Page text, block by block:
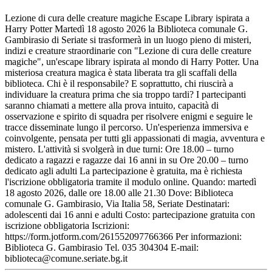
Lezione di cura delle creature magiche Escape Library ispirata a
Harry Potter Martedì 18 agosto 2026 la Biblioteca comunale G.
Gambirasio di Seriate si trasformerà in un luogo pieno di misteri,
indizi e creature straordinarie con "Lezione di cura delle creature
magiche", un'escape library ispirata al mondo di Harry Potter. Una
misteriosa creatura magica è stata liberata tra gli scaffali della
biblioteca. Chi è il responsabile? E soprattutto, chi riuscirà a
individuare la creatura prima che sia troppo tardi? I partecipanti
saranno chiamati a mettere alla prova intuito, capacità di
osservazione e spirito di squadra per risolvere enigmi e seguire le
tracce disseminate lungo il percorso. Un'esperienza immersiva e
coinvolgente, pensata per tutti gli appassionati di magia, avventura e
mistero. L'attività si svolgerà in due turni: Ore 18.00 – turno
dedicato a ragazzi e ragazze dai 16 anni in su Ore 20.00 – turno
dedicato agli adulti La partecipazione è gratuita, ma è richiesta
l'iscrizione obbligatoria tramite il modulo online. Quando: martedì
18 agosto 2026, dalle ore 18.00 alle 21.30 Dove: Biblioteca
comunale G. Gambirasio, Via Italia 58, Seriate Destinatari:
adolescenti dai 16 anni e adulti Costo: partecipazione gratuita con
iscrizione obbligatoria Iscrizioni:
https://form.jotform.com/261552097766366 Per informazioni:
Biblioteca G. Gambirasio Tel. 035 304304 E-mail:
biblioteca@comune.seriate.bg.it